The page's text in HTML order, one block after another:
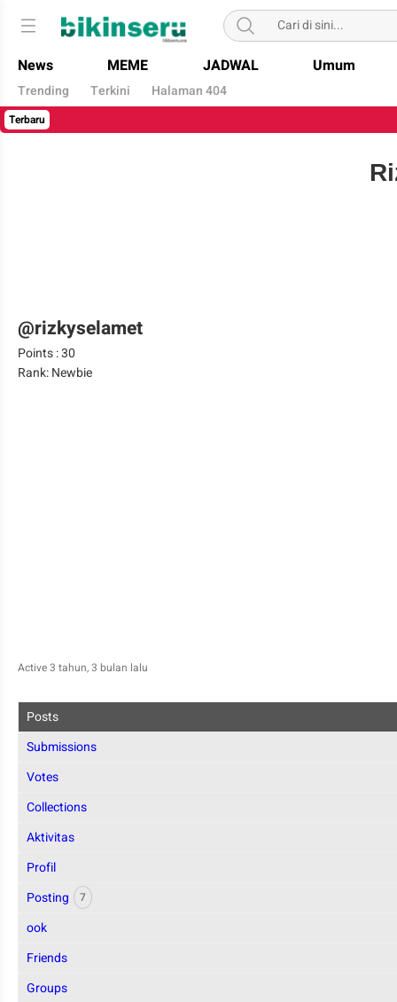
Bikin Seru
News MEME JADWAL Umum
Trending Terkini Halaman 404
Terbaru
@rizkyselamet
Points : 30
Rank: Newbie
Active 3 tahun, 3 bulan lalu
Posts
Submissions
Votes
Collections
Aktivitas
Profil
Posting
7
ook
Friends
Groups